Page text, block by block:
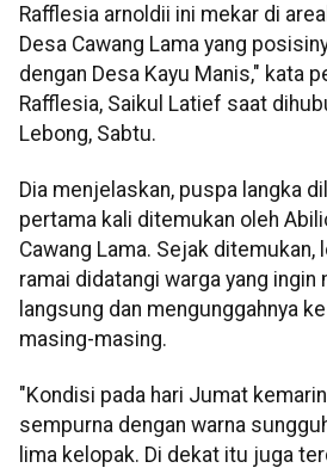
Rafflesia arnoldii ini mekar di
Desa Cawang Lama yang
dengan Desa Kayu Manis," kata
Rafflesia, Saikul Latief saat
Lebong, Sabtu.
Dia menjelaskan, puspa langka
pertama kali ditemukan oleh
Cawang Lama. Sejak ditemukan,
ramai didatangi warga yang ingin
langsung dan mengunggahnya
masing-masing.
"Kondisi pada hari Jumat
sempurna dengan warna
lima kelopak. Di dekat itu juga